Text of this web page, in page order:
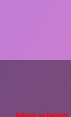
Reklam ve İletişim: